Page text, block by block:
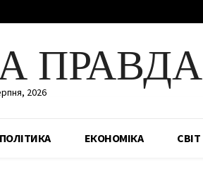
ПРАВДА
2026
ПОЛІТИКА ЕКОНОМІКА СВІТ